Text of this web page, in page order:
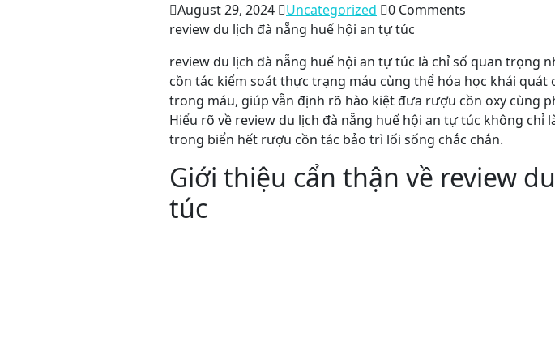
August 29, 2024 Uncategorized
0 Comments
review du lịch đà nẵng huế hội an tự túc
review du lịch đà nẵng huế hội an tự túc là chỉ số quan trọng
cồn tác kiểm soát thực trạng máu cùng thể hóa học khái quát
trong máu, giúp vẫn định rõ hào kiệt đưa rượu cồn oxy cùng
Hiểu rõ về review du lịch đà nẵng huế hội an tự túc không
trong biển hết rượu cồn tác bảo trì lối sống chắc chắn.
Giới thiệu cẩn thận về review
túc